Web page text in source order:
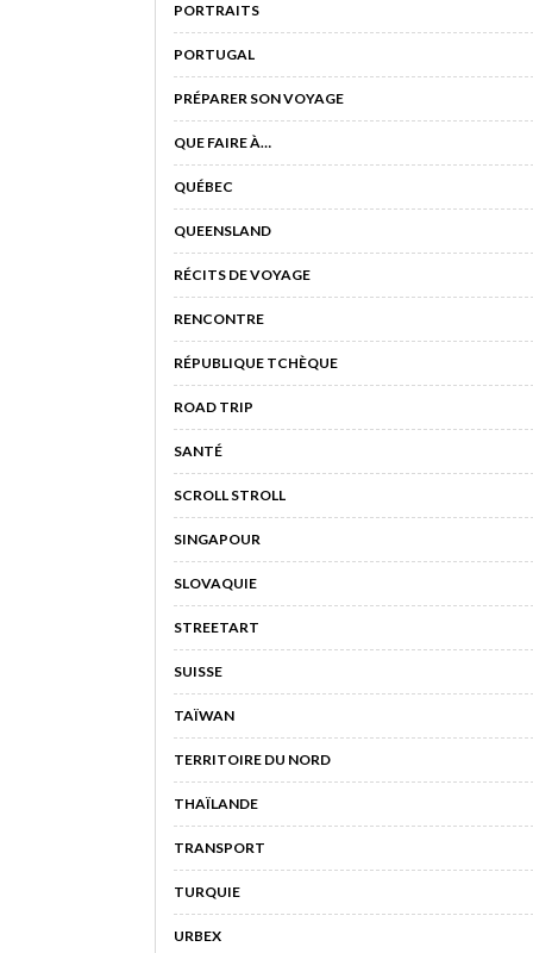
PORTRAITS
PORTUGAL
PRÉPARER SON VOYAGE
QUE FAIRE À…
QUÉBEC
QUEENSLAND
RÉCITS DE VOYAGE
RENCONTRE
RÉPUBLIQUE TCHÈQUE
ROAD TRIP
SANTÉ
SCROLL STROLL
SINGAPOUR
SLOVAQUIE
STREETART
SUISSE
TAÏWAN
TERRITOIRE DU NORD
THAÏLANDE
TRANSPORT
TURQUIE
URBEX